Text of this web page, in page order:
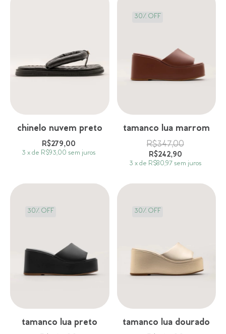
chinelo nuvem preto
R$279,00
3 xde R$93,00 sem juros
30% OFF
tamanco lua marrom
R$347,00
R$242,90
3 xde R$80,97 sem juros
30% OFF
tamanco lua preto
30% OFF
tamanco lua dourado